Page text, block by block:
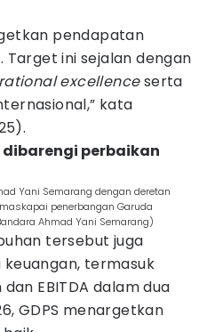
pendapatan
Target ini sejalan dengan
excellenceserta
kata
dibarengi perbaikan
Yani Semarang dengan deretan
penerbangan Garuda
Ahmad Yani Semarang)
tersebut juga
termasuk
EBITDA dalam dua
GDPS menargetkan